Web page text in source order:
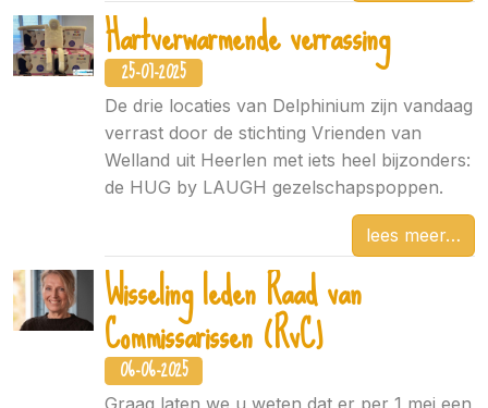
Hartverwarmende verrassing
25-07-2025
De drie locaties van Delphinium zijn vandaag
verrast door de stichting Vrienden van
Welland uit Heerlen met iets heel bijzonders:
de HUG by LAUGH gezelschapspoppen.
lees meer
Wisseling leden Raad van
Commissarissen (RvC)
06-06-2025
Graag laten we u weten dat er per 1 mei een